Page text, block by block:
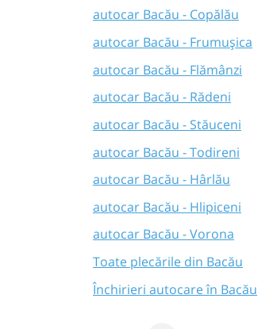
autocar Bacău - Copălău
autocar Bacău - Frumușica
autocar Bacău - Flămânzi
autocar Bacău - Rădeni
autocar Bacău - Stăuceni
autocar Bacău - Todireni
autocar Bacău - Hârlău
autocar Bacău - Hlipiceni
autocar Bacău - Vorona
Toate plecările din Bacău
Închirieri autocare în Bacău